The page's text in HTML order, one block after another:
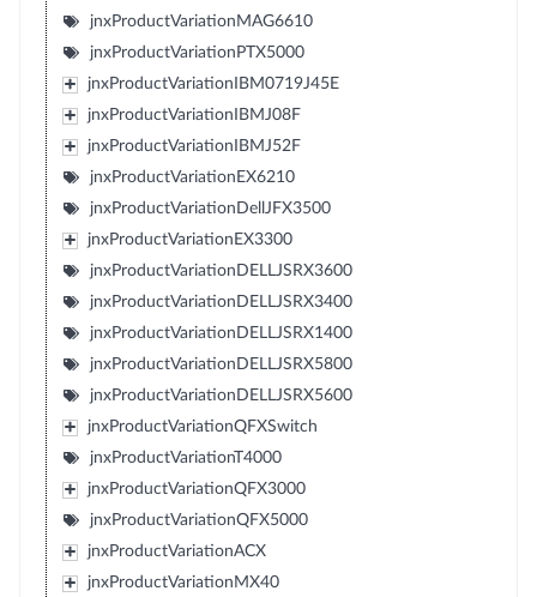
jnxProductVariationMAG6610
jnxProductVariationPTX5000
jnxProductVariationIBM0719J45E
jnxProductVariationIBMJ08F
jnxProductVariationIBMJ52F
jnxProductVariationEX6210
jnxProductVariationDellJFX3500
jnxProductVariationEX3300
jnxProductVariationDELLJSRX3600
jnxProductVariationDELLJSRX3400
jnxProductVariationDELLJSRX1400
jnxProductVariationDELLJSRX5800
jnxProductVariationDELLJSRX5600
jnxProductVariationQFXSwitch
jnxProductVariationT4000
jnxProductVariationQFX3000
jnxProductVariationQFX5000
jnxProductVariationACX
jnxProductVariationMX40